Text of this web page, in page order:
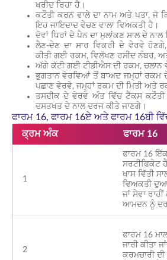
ਖਰੀਦ ਰਿਹਾ ਹੈ।
ਕਟੌਤੀ ਕਰਨ ਵਾਲੇ ਦਾ ਨਾਮ ਅਤੇ ਪਤਾ, ਜੋ
ਇਹ ਜਾਇਦਾਦ ਵੇਚਣ ਵਾਲਾ ਵਿਅਕਤੀ ਹੈ।
ਦੋਵਾਂ ਧਿਰਾਂ ਦੇ ਪੈਨ ਦਾ ਮੁਲਾਂਕਣ ਸਾਲ ਦੇ ਨਾਲ
ਲੈਣ-ਦੇਣ ਦਾ ਸਾਰ ਵਿਕਰੀ ਦੇ ਵੇਰਵੇ
ਕੀਤੀ ਗਈ ਰਕਮ, ਵਿਲੱਖਣ ਰਸੀਦ ਨੰਬਰ,
ਅੱਗੇ ਕੱਟੀ ਗਈ ਟੀਡੀਐਸ ਦੀ ਰਕਮ, ਚਲਾਨ
ਭੁਗਤਾਨ ਵੇਰਵਿਆਂ ਤੋਂ ਬਾਅਦ ਜਮ੍ਹਾਂ ਰਕਮ
ਪਛਾਣ ਵੇਰਵੇ, ਜਮ੍ਹਾਂ ਰਕਮ ਦੀ ਮਿਤੀ ਅਤੇ
ਤਸਦੀਕ ਦੇ ਵੇਰਵੇ ਅੰਤ ਵਿੱਚ ਟੈਕਸ ਕਟੌਤੀ
ਦਸਤਖਤ ਦੇ ਨਾਲ ਦਰਜ ਕੀਤੇ ਜਾਣਗੇ।
ਫਾਰਮ 16, ਫਾਰਮ 16ਏ ਅਤੇ ਫਾਰਮ 16ਬੀ
ਕ੍ਰਮ ਅੰਕ
ਫਾਰਮ 16
1
ਫਾਰਮ 16
ਸਰਟੀਫਿਕੇਟ
ਖਾਸ ਵਿੱਤੀ
ਵਿਅਕਤੀ
ਜਾਂ ਸੇਵਾ
ਆਮਦਨ ਨੂੰ
2
ਫਾਰਮ 16
ਜਾਰੀ ਕੀਤਾ
ਕਰਮਚਾਰੀ